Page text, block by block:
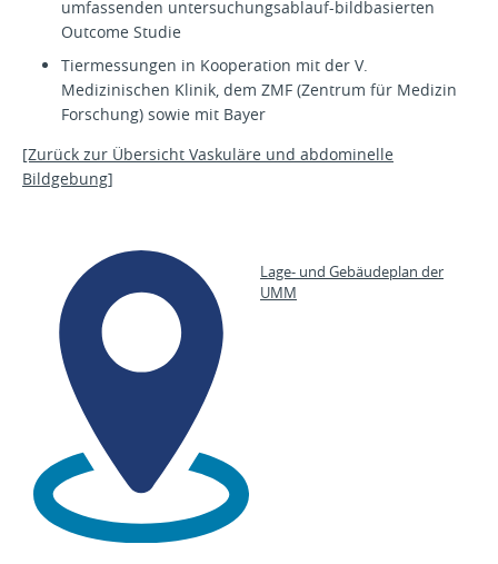
umfassenden untersuchungsablauf-bildbasierten
Outcome Studie
Tiermessungen in Kooperation mit der V.
Medizinischen Klinik, dem ZMF (Zentrum für Medizin
Forschung) sowie mit Bayer
[Zurück zur Übersicht Vaskuläre und abdominelle
Bildgebung]
Lage- und Gebäudeplan der
UMM